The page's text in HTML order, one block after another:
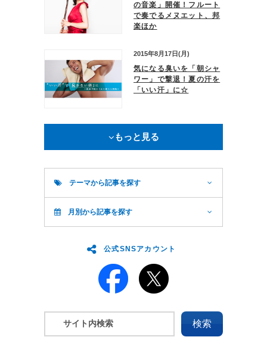
の音楽」開催！フルート
で奏でるメヌエット、邦
楽ほか
2015年8月17日(月)
気になる臭いを「朝シャ
ワー」で撃退！夏の汗を
「いい汗」に☆
もっと見る
テーマから記事を探す
月別から記事を探す
公式SNSアカウント